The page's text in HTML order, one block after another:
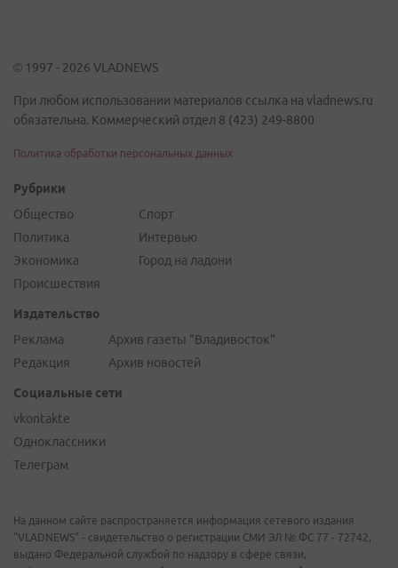
© 1997 - 2026 VLADNEWS
При любом использовании материалов ссылка на vladnews.ru
обязательна. Коммерческий отдел 8 (423) 249-8800
Политика обработки персональных данных
Рубрики
Общество
Политика
Экономика
Происшествия
Спорт
Интервью
Город на ладони
Издательство
Реклама
Редакция
Архив газеты "Владивосток"
Архив новостей
Социальные сети
vkontakte
Одноклассники
Телеграм
На данном сайте распространяется информация сетевого издания
"VLADNEWS" - свидетельство о регистрации СМИ ЭЛ № ФС 77 - 72742,
выдано Федеральной службой по надзору в сфере связи,